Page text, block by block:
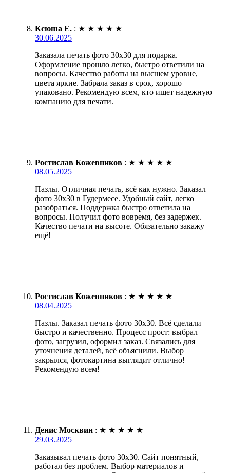
Ксюша Е. : ★ ★ ★ ★ ★
30.06.2025
Заказала печать фото 30х30 для подарка.
Оформление прошло легко, быстро ответили на
вопросы. Качество работы на высшем уровне,
цвета яркие. Забрала заказ в срок, хорошо
упаковано. Рекомендую всем, кто ищет надежную
компанию для печати.
Ростислав Кожевников : ★ ★ ★ ★ ★
08.05.2025
Пазлы. Отличная печать, всё как нужно. Заказал
фото 30х30 в Гудермесе. Удобный сайт, легко
разобраться. Поддержка быстро ответила на
вопросы. Получил фото вовремя, без задержек.
Качество печати на высоте. Обязательно закажу
ещё!
Ростислав Кожевников : ★ ★ ★ ★ ★
08.04.2025
Пазлы. Заказал печать фото 30х30. Всё сделали
быстро и качественно. Процесс прост: выбрал
фото, загрузил, оформил заказ. Связались для
уточнения деталей, всё объяснили. Выбор
закрылся, фотокартина выглядит отлично!
Рекомендую всем!
Денис Москвин : ★ ★ ★ ★ ★
29.03.2025
Заказывал печать фото 30х30. Сайт понятный,
работал без проблем. Выбор материалов и